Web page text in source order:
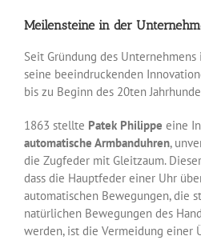
Meilensteine in der
Seit Gründung des
seine beeindruckenden
bis zu Beginn des 20ten
1863 stellte Patek Philippe eine
automatische Armbanduhren,
die Zugfeder mit Gleitzaum.
dass die Hauptfeder einer Uhr
automatischen Bewegungen, die
natürlichen Bewegungen des
werden, ist die Vermeidung einer